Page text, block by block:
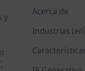
y
Acerca de
Industrias (en)